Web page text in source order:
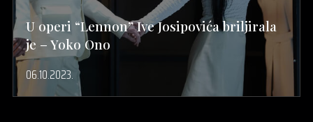
U operi “Lennon” Ive Josipovića briljirala
je – Yoko Ono
06.10.2023.